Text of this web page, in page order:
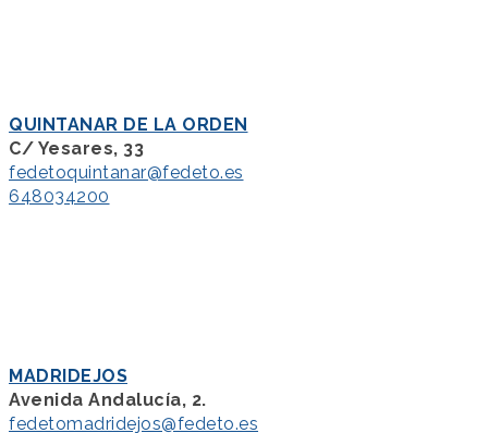
QUINTANAR DE LA ORDEN
C/ Yesares, 33
fedetoquintanar@fedeto.es
648034200
MADRIDEJOS
Avenida Andalucía, 2.
fedetomadridejos@fedeto.es